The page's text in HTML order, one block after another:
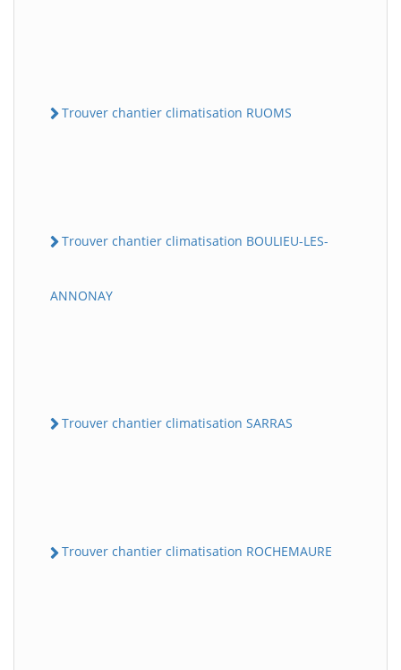
Trouver chantier climatisation RUOMS
Trouver chantier climatisation BOULIEU-LES-
ANNONAY
Trouver chantier climatisation SARRAS
Trouver chantier climatisation ROCHEMAURE